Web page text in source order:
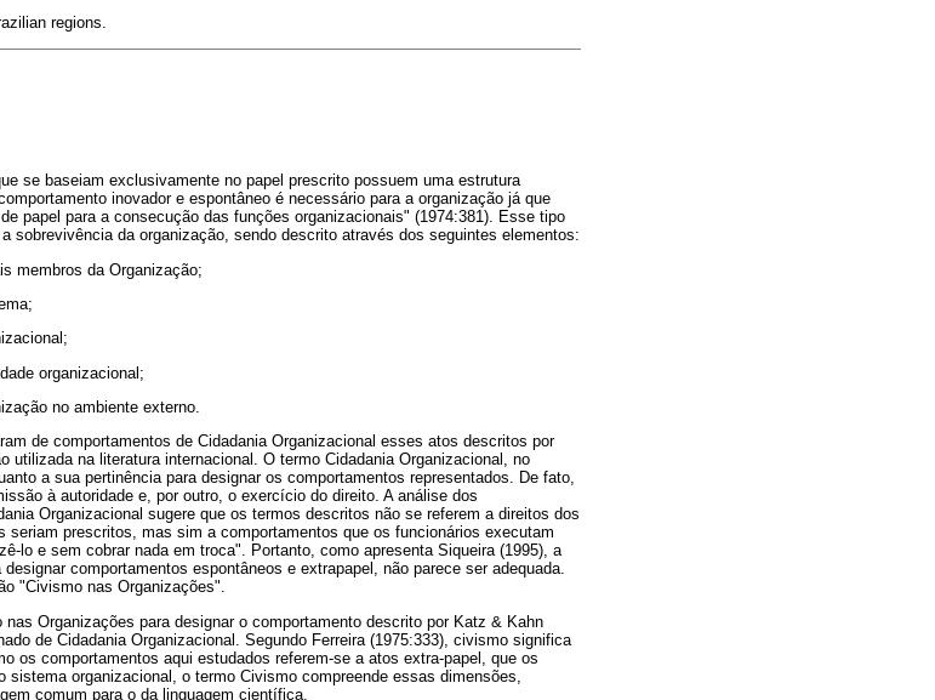
regions.
se baseiam exclusivamente no papel prescrito possuem uma estrutura
inovador e espontâneo é necessário para a organização já que
papel para a consecução das funções organizacionais" (1974:381). Esse tipo
sobrevivência da organização, sendo descrito através dos seguintes elementos:
membros da Organização;
organizacional;
no ambiente externo.
de comportamentos de Cidadania Organizacional esses atos descritos por
utilizada na literatura internacional. O termo Cidadania Organizacional, no
a sua pertinência para designar os comportamentos representados. De fato,
à autoridade e, por outro, o exercício do direito. A análise dos
Organizacional sugere que os termos descritos não se referem a direitos dos
seriam prescritos, mas sim a comportamentos que os funcionários executam
lo e sem cobrar nada em troca". Portanto, como apresenta Siqueira (1995), a
comportamentos espontâneos e extrapapel, não parece ser adequada.
"Civismo nas Organizações".
Organizações para designar o comportamento descrito por Katz & Kahn
de Cidadania Organizacional. Segundo Ferreira (1975:333), civismo significa
os comportamentos aqui estudados referem-se a atos extra-papel, que os
sistema organizacional, o termo Civismo compreende essas dimensões,
comum para o da linguagem científica.